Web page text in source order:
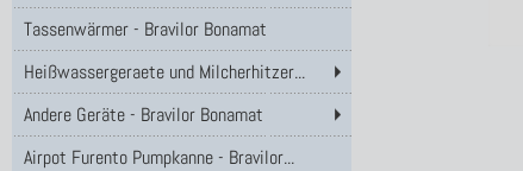
Tassenwärmer - Bravilor Bonamat
Heißwassergeraete und Milcherhitzer...
Andere Geräte - Bravilor Bonamat
Airpot Furento Pumpkanne - Bravilor...